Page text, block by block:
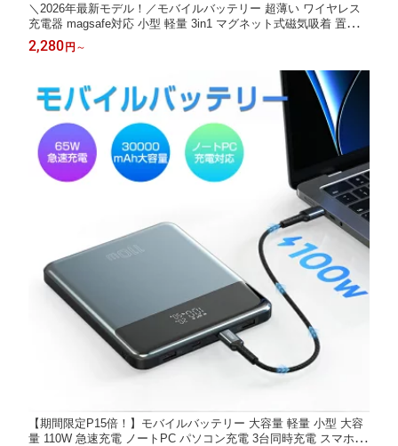
＼2026年最新モデル！／モバイルバッテリー 超薄い ワイヤレス
充電器 magsafe対応 小型 軽量 3in1 マグネット式磁気吸着 置くだ
けで充電 15W PD対応 20w急速充電 6800mAh QC対応 Type-C入
力 ワイヤレス出力 iPhone12 以上シリーズ対応
2,280円 ～
【期間限定P15倍！】モバイルバッテリー 大容量 軽量 小型 大容
量 110W 急速充電 ノートPC パソコン充電 3台同時充電 スマホ充